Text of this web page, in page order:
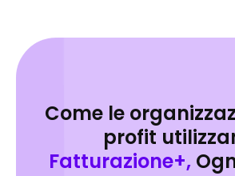
Come le
profit
Fatturazione+,